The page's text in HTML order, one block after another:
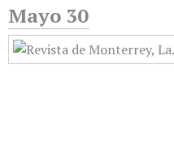
Mayo 30